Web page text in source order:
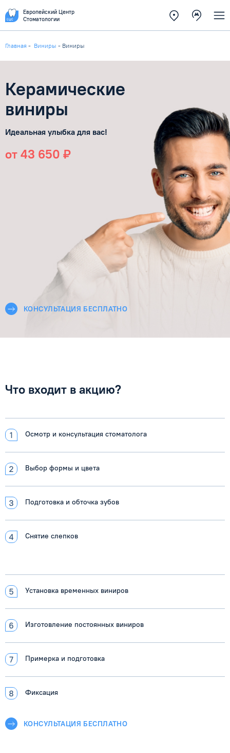
Европейский Центр
Стоматологии
Главная - Виниры - Виниры
Керамические
виниры
Идеальная улыбка для вас!
от 43 650 ₽
КОНСУЛЬТАЦИЯ БЕСПЛАТНО
Что входит в акцию?
Осмотр и консультация стоматолога
Выбор формы и цвета
Подготовка и обточка зубов
Снятие слепков
Установка временных виниров
Изготовление постоянных виниров
Примерка и подготовка
Фиксация
КОНСУЛЬТАЦИЯ БЕСПЛАТНО